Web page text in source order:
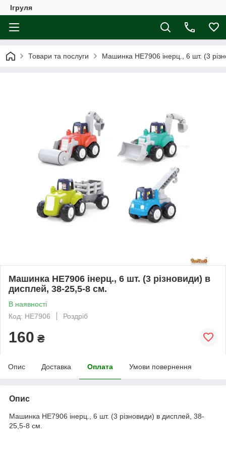
Ігруля
Товари та послуги Машинка HE7906 інерц., 6 шт. (3
Машинка HE7906 інерц., 6 шт. (3 різновиди) в
дисплей, 38-25,5-8 см.
В наявності
Код: HE7906
Роздріб
160 ₴
Опис Доставка Оплата Умови повернення
Опис
Машинка HE7906 інерц., 6 шт. (3 різновиди) в дисплей, 38-
25,5-8 см.